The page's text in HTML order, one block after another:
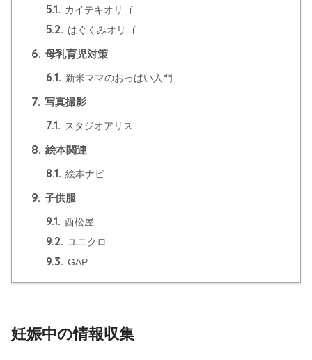
5.1. カイテキオリゴ
5.2. はぐくみオリゴ
6. 母乳育児対策
6.1. 新米ママのおっぱい入門
7. 写真撮影
7.1. スタジオアリス
8. 絵本関連
8.1. 絵本ナビ
9. 子供服
9.1. 西松屋
9.2. ユニクロ
9.3. GAP
妊娠中の情報収集